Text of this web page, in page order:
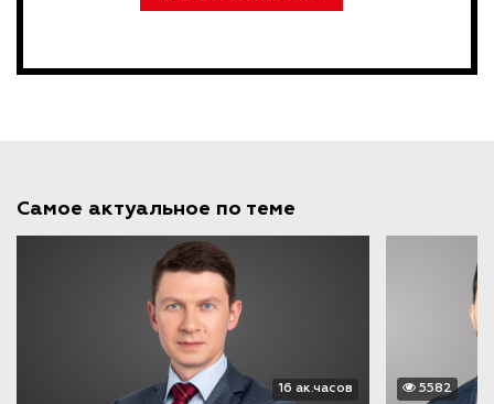
Самое актуальное по теме
16 ак.часов 5582